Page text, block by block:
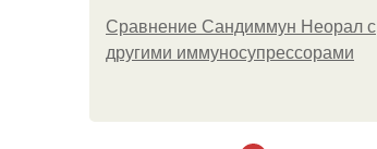
Сравнение Сандиммун Неорал с
другими иммуносупрессорами